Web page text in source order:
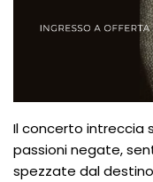
Il concerto intreccia
passioni negate,
spezzate dal